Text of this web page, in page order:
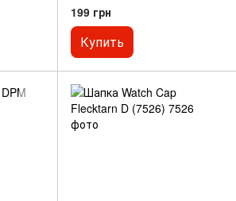
199 грн
Купить